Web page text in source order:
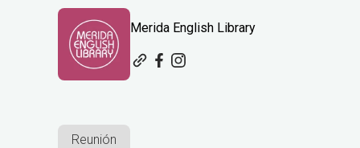
Merida English Library
Reunión